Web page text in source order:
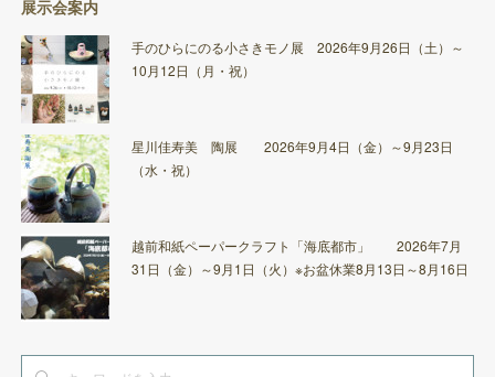
展示会案内
手のひらにのる小さきモノ展 2026年9月26日（土）～
10月12日（月・祝）
星川佳寿美 陶展 2026年9月4日（金）～9月23日
（水・祝）
越前和紙ペーパークラフト「海底都市」 2026年7月
31日（金）～9月1日（火）※お盆休業8月13日～8月16日